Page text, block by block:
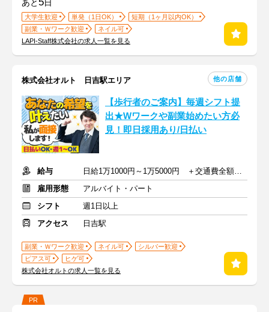
あと 日
大学生歓迎 単発（1日OK）
短期（1ヶ月以内OK）
副業・Ｗワーク歓迎
ネイル可
LAPI-Staff株式会社の求人一覧を見る
株式会社オルト 日吉駅エリア 他の店舗
【歩行者のご案内】毎週シフト提
出★Wワークや副業始めたい方必
見！即日採用あり/日払い
給与
雇用形態
アルバイト・パート
シフト
週1日以上
アクセス
日吉駅
副業・Ｗワーク歓迎 ネイル可
シルバー歓迎
ピアス可
ヒゲ可
株式会社オルトの求人一覧を見る
PR